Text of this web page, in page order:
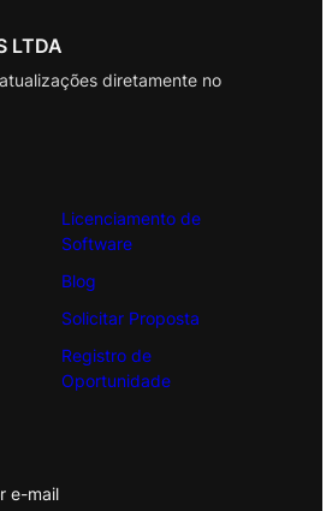
LTDA
diretamente no
Licenciamento de
Software
Blog
Solicitar Proposta
Registro de
Oportunidade
e-mail